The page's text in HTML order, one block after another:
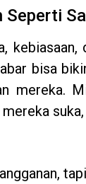
Seperti
bisa
mereka.